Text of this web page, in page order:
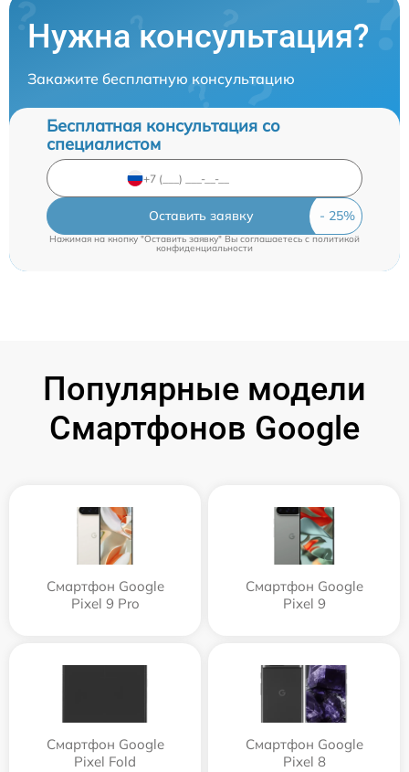
Нужна консультация?
Закажите бесплатную консультацию
Бесплатная консультация со
специалистом
Оставить заявку
Нажимая на кнопку "Оставить заявку" Вы соглашаетесь c политикой
конфиденциальности
Популярные модели
Смартфонов Google
Смартфон Google
Pixel 9 Pro
Смартфон Google
Pixel 9
Смартфон Google
Pixel Fold
Смартфон Google
Pixel 8